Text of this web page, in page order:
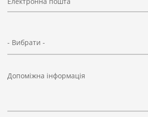
- Вибрати -
Допоміжна інформація